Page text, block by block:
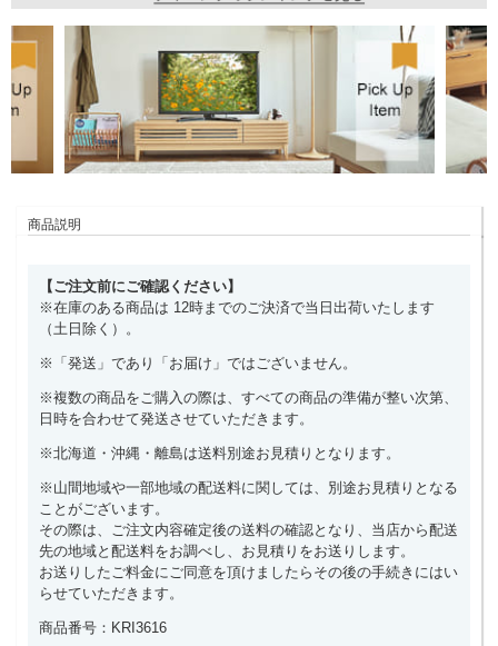
商品説明
【ご注文前にご確認ください】
※在庫のある商品は 12時までのご決済で当日出荷いたします
（土日除く）。
※「発送」であり「お届け」ではございません。
※複数の商品をご購入の際は、すべての商品の準備が整い次第、
日時を合わせて発送させていただきます。
※北海道・沖縄・離島は送料別途お見積りとなります。
※山間地域や一部地域の配送料に関しては、別途お見積りとなる
ことがございます。
その際は、ご注文内容確定後の送料の確認となり、当店から配送
先の地域と配送料をお調べし、お見積りをお送りします。
お送りしたご料金にご同意を頂けましたらその後の手続きにはい
らせていただきます。
商品番号：KRI3616